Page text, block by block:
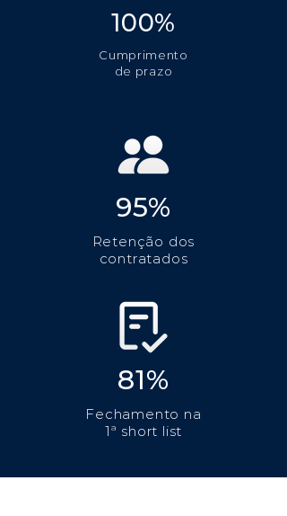
100%
Cumprimento
de prazo
95%
Retenção dos
contratados
81%
Fechamento na
1ª short list